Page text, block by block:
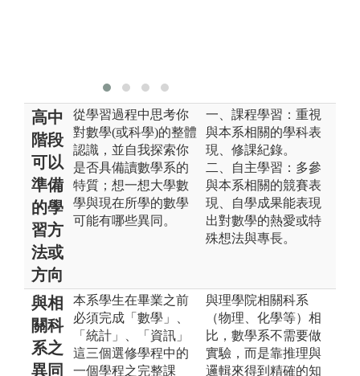
高中
階段
可以
準備
的學
習方
法或
方向
從學習過程中思考你
對數學(或科學)的整體
認識，並自我探索你
是否具備讀數學系的
特質；想一想大學數
學與現在所學的數學
可能有哪些異同。
一、課程學習：重視
與本系相關的學科表
現、修課紀錄。
二、自主學習：多參
與本系相關的競賽表
現、自學成果能表現
出對數學的熱愛或特
殊想法與專長。
與相
關科
系之
異同
本系學生在畢業之前
必須完成「數學」、
「統計」、「資訊」
這三個選修學程中的
一個學程之完整課
與理學院相關科系
（物理、化學等）相
比，數學系不需要做
實驗，而是靠推理與
邏輯來得到精確的知